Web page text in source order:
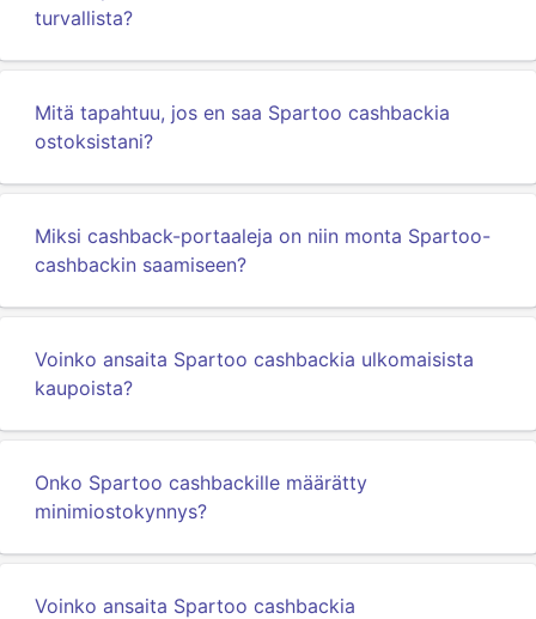
turvallista?
Mitä tapahtuu, jos en saa Spartoo cashbackia
ostoksistani?
Miksi cashback-portaaleja on niin monta Spartoo-
cashbackin saamiseen?
Voinko ansaita Spartoo cashbackia ulkomaisista
kaupoista?
Onko Spartoo cashbackille määrätty
minimiostokynnys?
Voinko ansaita Spartoo cashbackia